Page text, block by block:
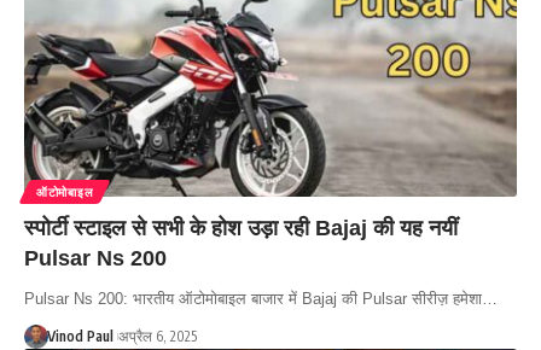
ऑटोमोबाइल
स्पोर्टी स्टाइल से सभी के होश उड़ा रही Bajaj की यह नयीं
Pulsar Ns 200
Pulsar Ns 200: भारतीय ऑटोमोबाइल बाजार में Bajaj की Pulsar सीरीज़ हमेशा…
Vinod Paul अप्रैल 6, 2025